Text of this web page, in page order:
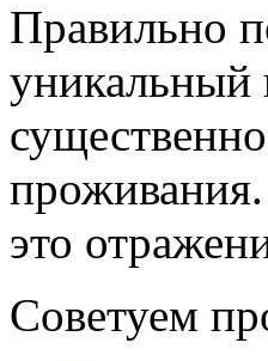
Правильно
уникальный
это
Советуем